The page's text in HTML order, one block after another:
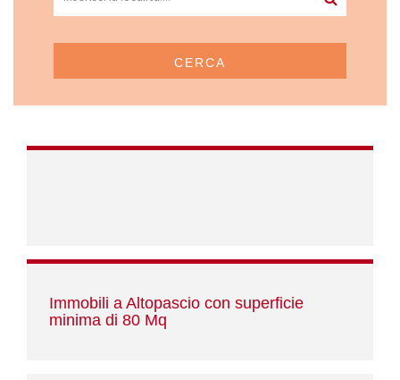
CERCA
Immobili a Altopascio con superficie
minima di 80 Mq